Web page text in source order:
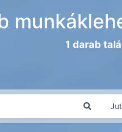
1 darab